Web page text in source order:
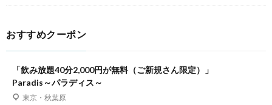
おすすめクーポン
「飲み放題40分2,000円が無料（ご新規さん限定）」
Paradis～パラディス～
東京・秋葉原